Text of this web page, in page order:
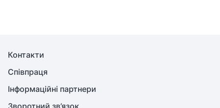
Контакти
Співпраця
Інформаційні партнери